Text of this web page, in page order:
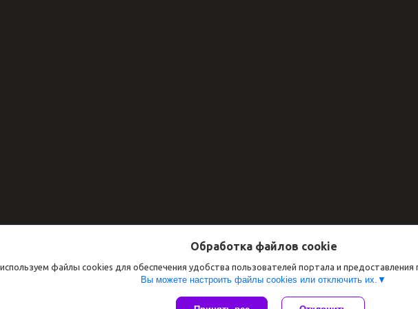
Обработка файлов cookie
файлы cookies для обеспечения удобства пользователей портала и
Вы можете настроить файлы cookies или отключить их.